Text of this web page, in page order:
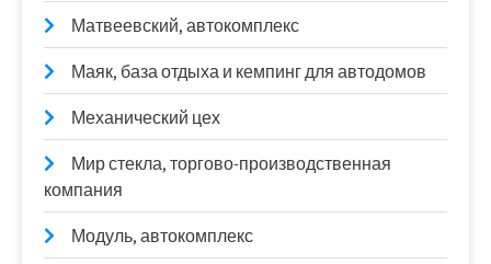
Матвеевский, автокомплекс
Маяк, база отдыха и кемпинг для автодомов
Механический цех
Мир стекла, торгово-производственная
компания
Модуль, автокомплекс